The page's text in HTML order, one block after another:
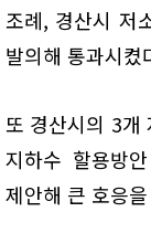
조례, 경산시 저
발의해 통과시켰
또 경산시의 3개
지하수 할용방
제안해 큰 호응